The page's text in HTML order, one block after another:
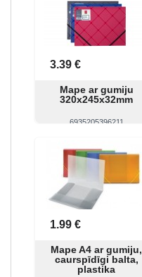
3.39 €
Mape ar gumiju
320x245x32mm
6935205396211
1.99 €
Mape A4 ar gumiju,
caurspīdīgi balta,
plastika